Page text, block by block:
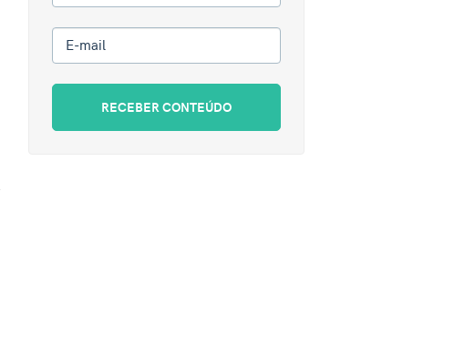
E-mail
RECEBER CONTEÚDO